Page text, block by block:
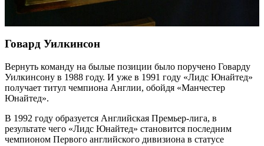
Говард Уилкинсон
Вернуть команду на былые позиции было поручено Говарду
Уилкинсону в 1988 году. И уже в 1991 году «Лидс Юнайтед»
получает титул чемпиона Англии, обойдя «Манчестер
Юнайтед».
В 1992 году образуется Английская Премьер-лига, в
результате чего «Лидс Юнайтед» становится последним
чемпионом Первого английского дивизиона в статусе